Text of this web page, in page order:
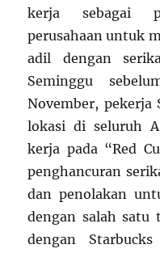
kerja sebagai
perusahaan untuk
adil dengan
Seminggu
November, pekerja
lokasi di seluruh
kerja pada “Red
penghancuran
dan penolakan
dengan salah satu
dengan